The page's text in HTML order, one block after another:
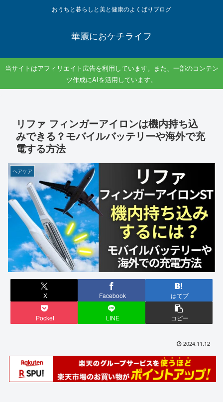
おうちと暮らしと美と健康のよくばりブログ
華麗におケチライフ
当サイトはアフィリエイト広告を利用しています。また、一部のコンテン
ツ作成にAIを活用しています。
リファ フィンガーアイロンは機内持ち込
みできる？モバイルバッテリーや海外で充
電する方法
ヘアケア
X Facebook はてブ
Pocket LINE コピー
2024.11.12